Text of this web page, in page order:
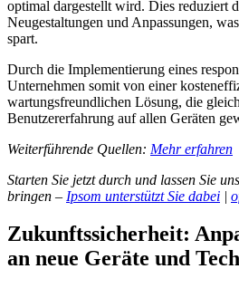
optimal dargestellt wird. Dies reduziert
Neugestaltungen und Anpassungen,
spart.
Durch die Implementierung eines
Unternehmen somit von einer
wartungsfreundlichen Lösung, die
Benutzererfahrung auf allen Geräten
Weiterführende Quellen: Mehr erfahren
Starten Sie jetzt durch und lassen Sie
bringen – Ipsom unterstützt Sie dabei |
Zukunftssicherheit:
an neue Geräte und